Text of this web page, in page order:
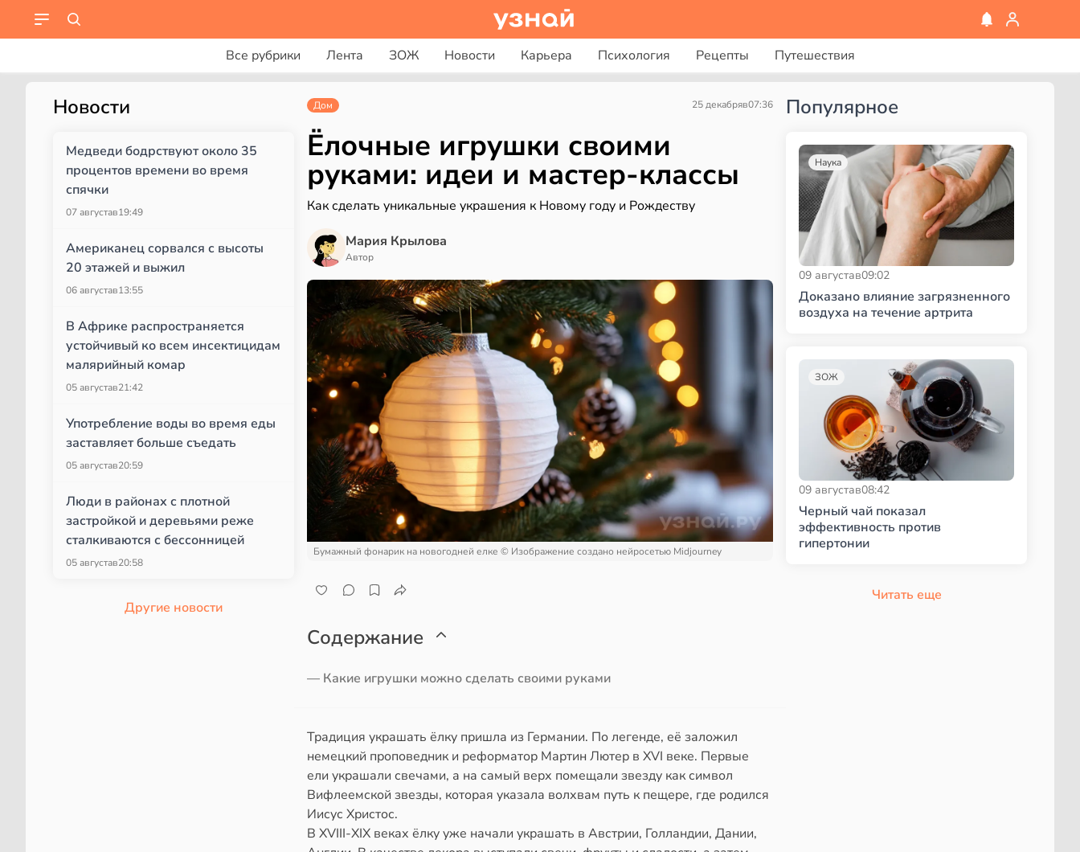
Все рубрики Лента ЗОЖ Новости Карьера Психология Рецепты Путешествия
Новости
Медведи бодрствуют около 35
процентов времени во время
спячки
07 августав19:49
Американец сорвался с высоты
20 этажей и выжил
06 августав13:55
В Африке распространяется
устойчивый ко всем инсектицидам
малярийный комар
05 августав21:42
Употребление воды во время еды
заставляет больше съедать
05 августав20:59
Люди в районах с плотной
застройкой и деревьями реже
сталкиваются с бессонницей
05 августав20:58
Другие новости
Дом 25 декабряв07:36
Ёлочные игрушки своими
руками: идеи и мастер-классы
Как сделать уникальные украшения к Новому году и Рождеству
Мария Крылова
Автор
Бумажный фонарик на новогодней елке © Изображение создано нейросетью Midjourney
Содержание
— Какие игрушки можно сделать своими руками
Традиция украшать ёлку пришла из Германии. По легенде, её заложил
немецкий проповедник и реформатор Мартин Лютер в XVI веке. Первые
ели украшали свечами, а на самый верх помещали звезду как символ
Вифлеемской звезды, которая указала волхвам путь к пещере, где родился
Иисус Христос.
В XVIII-XIX веках ёлку уже начали украшать в Австрии, Голландии, Дании,
Популярное
Наука
09 августав09:02
Доказано влияние загрязненного
воздуха на течение артрита
ЗОЖ
09 августав08:42
Черный чай показал
эффективность против
гипертонии
Читать еще